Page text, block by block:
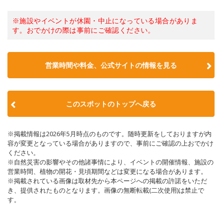
※施設やイベントが休園・中止になっている場合がありま
す。おでかけの際は事前にご確認ください。
営業時間や料金、公式サイトの情報を見る
このスポットのトップへ戻る
※掲載情報は2026年5月時点のものです。随時更新をしておりますが内
容が変更となっている場合がありますので、事前にご確認の上おでかけ
ください。
※自然災害の影響やその他諸事情により、イベントの開催情報、施設の
営業時間、植物の開花・見頃期間などは変更になる場合があります。
※掲載されている画像は取材先から本ページへの掲載の許諾をいただ
き、提供されたものとなります。画像の無断転載(二次使用)は禁止で
す。